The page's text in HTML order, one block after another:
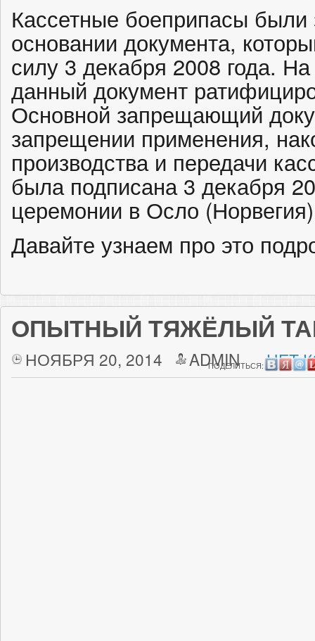
Кассетные боеприпасы
основании документа,
силу 3 декабря 2008 года.
данный документ
Основной запрещающий
запрещении применения,
производства и передачи
была подписана 3 декабря
церемонии в Осло
Давайте узнаем про это
ОПЫТНЫЙ ТЯЖЁЛЫЙ
НОЯБРЯ 20, 2014 ADMIN НЕТ
ПОДЕЛИТЬСЯ: